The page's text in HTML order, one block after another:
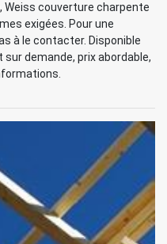
Weiss couverture charpente
exigées. Pour une
à le contacter. Disponible
demande, prix abordable,